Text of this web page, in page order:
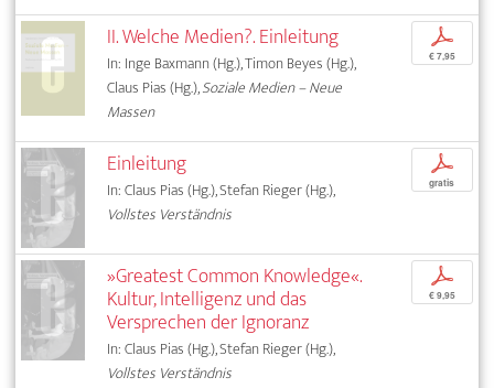
II. Welche Medien?. Einleitung
In: Inge Baxmann (Hg.), Timon Beyes (Hg.),
Claus Pias (Hg.),Soziale Medien – Neue
Massen
p
€ 7,95
Einleitung
In: Claus Pias (Hg.), Stefan Rieger (Hg.),
Vollstes Verständnis
p
gratis
»Greatest Common Knowledge«.
Kultur, Intelligenz und das
Versprechen der Ignoranz
In: Claus Pias (Hg.), Stefan Rieger (Hg.),
Vollstes Verständnis
p
€ 9,95